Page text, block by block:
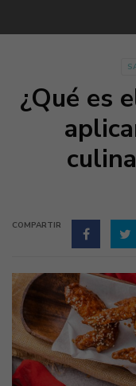
¿Qué es
COMPARTIR